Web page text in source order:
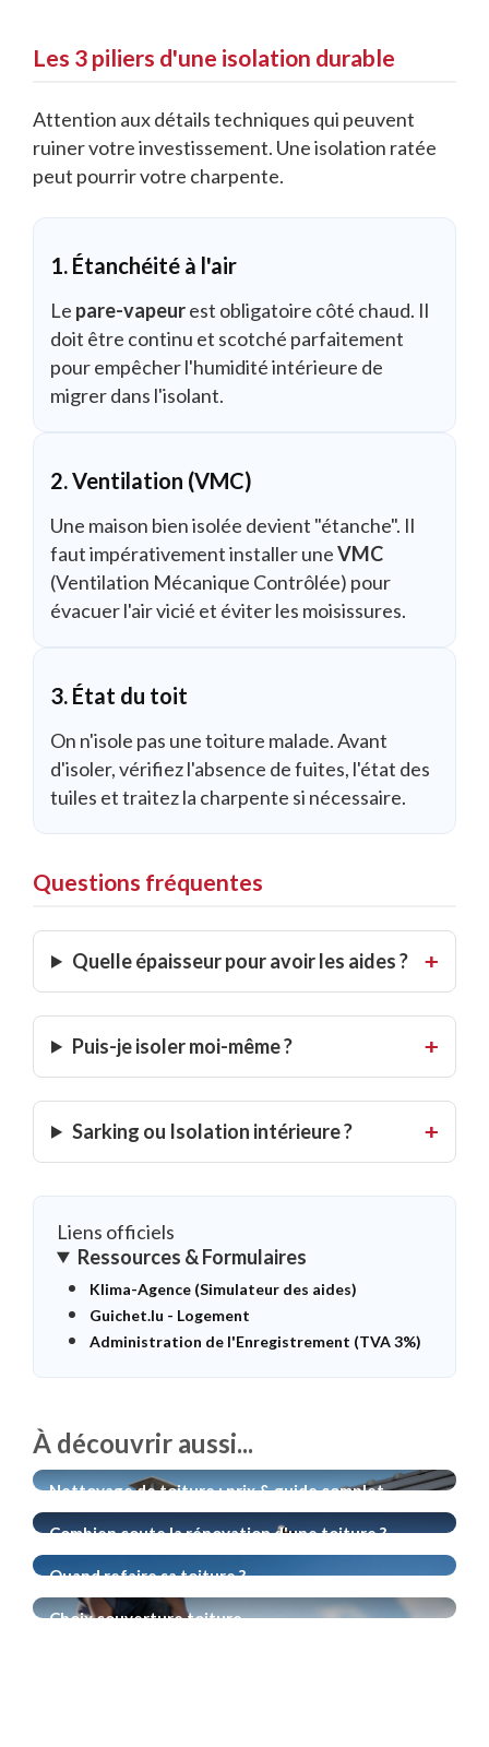
Les 3 piliers d'une isolation durable
Attention aux détails techniques qui peuvent
ruiner votre investissement. Une isolation ratée
peut pourrir votre charpente.
1. Étanchéité à l'air
Le pare-vapeurest obligatoire côté chaud. Il
doit être continu et scotché parfaitement
pour empêcher l'humidité intérieure de
migrer dans l'isolant.
2. Ventilation (VMC)
Une maison bien isolée devient "étanche". Il
faut impérativement installer uneVMC
(Ventilation Mécanique Contrôlée) pour
évacuer l'air vicié et éviter les moisissures.
3. État du toit
On n'isole pas une toiture malade. Avant
d'isoler, vérifiez l'absence de fuites, l'état des
tuiles et traitez la charpente si nécessaire.
Questions fréquentes
Quelle épaisseur pour avoir les aides ?
Puis-je isoler moi-même ?
Sarking ou Isolation intérieure ?
Liens officiels
Ressources & Formulaires
Klima-Agence (Simulateur des aides)
Guichet.lu - Logement
Administration de l'Enregistrement (TVA 3%)
À découvrir aussi...
Nettoyage de toiture : prix & guide complet
Combien coute la rénovation d'une toiture ?
Quand refaire sa toiture ?
Choix couverture toiture